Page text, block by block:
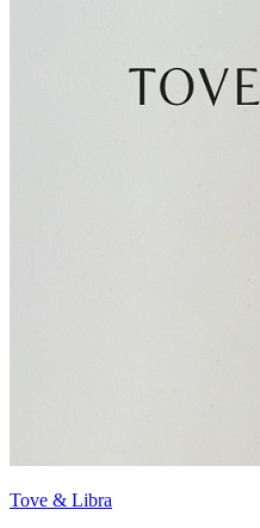
Tove & Libra